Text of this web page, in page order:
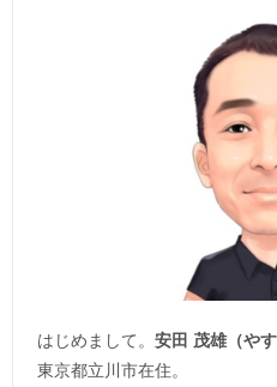
はじめまして。 安田 茂雄（やす
東京都立川市在住。